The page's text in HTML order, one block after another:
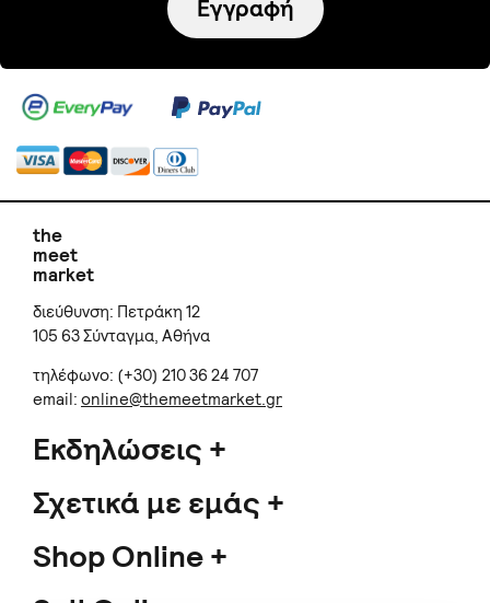
Εγγραφή
the
meet
market
διεύθυνση: Πετράκη 12
105 63 Σύνταγμα, Αθήνα
τηλέφωνο: (+30) 210 36 24 707
email: online@themeetmarket.gr
Εκδηλώσεις
Σχετικά με εμάς
Shop Online